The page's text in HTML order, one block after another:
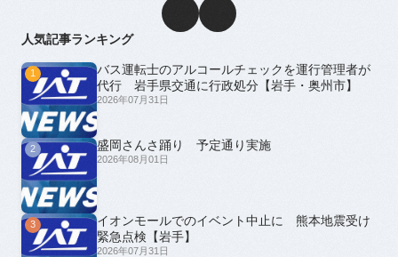
人気記事ランキング
1
バス運転士のアルコールチェックを運行管理者が
代行 岩手県交通に行政処分【岩手・奥州市】
2026年07月31日
2 盛岡さんさ踊り 予定通り実施
2026年08月01日
3
イオンモールでのイベント中止に 熊本地震受け
緊急点検【岩手】
2026年07月31日